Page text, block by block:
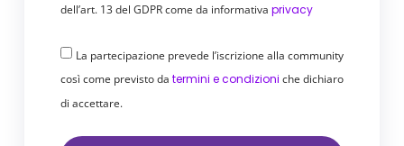
dell’art. 13 del GDPR come da informativa privacy
La partecipazione prevede l’iscrizione alla community
così come previsto da termini e condizioni che dichiaro
di accettare.